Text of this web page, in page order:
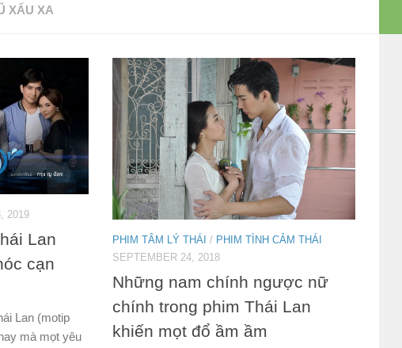
XẤU XA
2019
Lan
cạn
Lan (motip
mà mọt yêu
PHIM TÂM LÝ THÁI / PHIM TÌNH CẢM THÁI
SEPTEMBER 24, 2018
Những nam chính ngược nữ
chính trong phim Thái Lan
khiến mọt đổ ầm ầm